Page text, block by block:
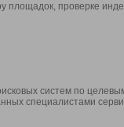
площадок, проверке
систем по
специалистами